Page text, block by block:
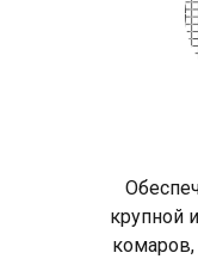
крупной